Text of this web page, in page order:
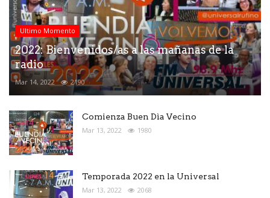
Ultimo Momento
2022: Bienvenidos/as a las mañanas de la
radio
Mar 14, 2022 2190
Comienza Buen Dìa Vecino
Mar 13, 2022 1980
Temporada 2022 en la Universal
Mar 13, 2022 2068